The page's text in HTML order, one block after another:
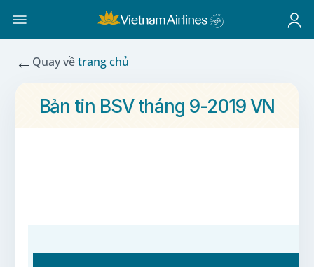
← Quay vềtrang chủ
Bản tin BSV tháng 9-2019 VN